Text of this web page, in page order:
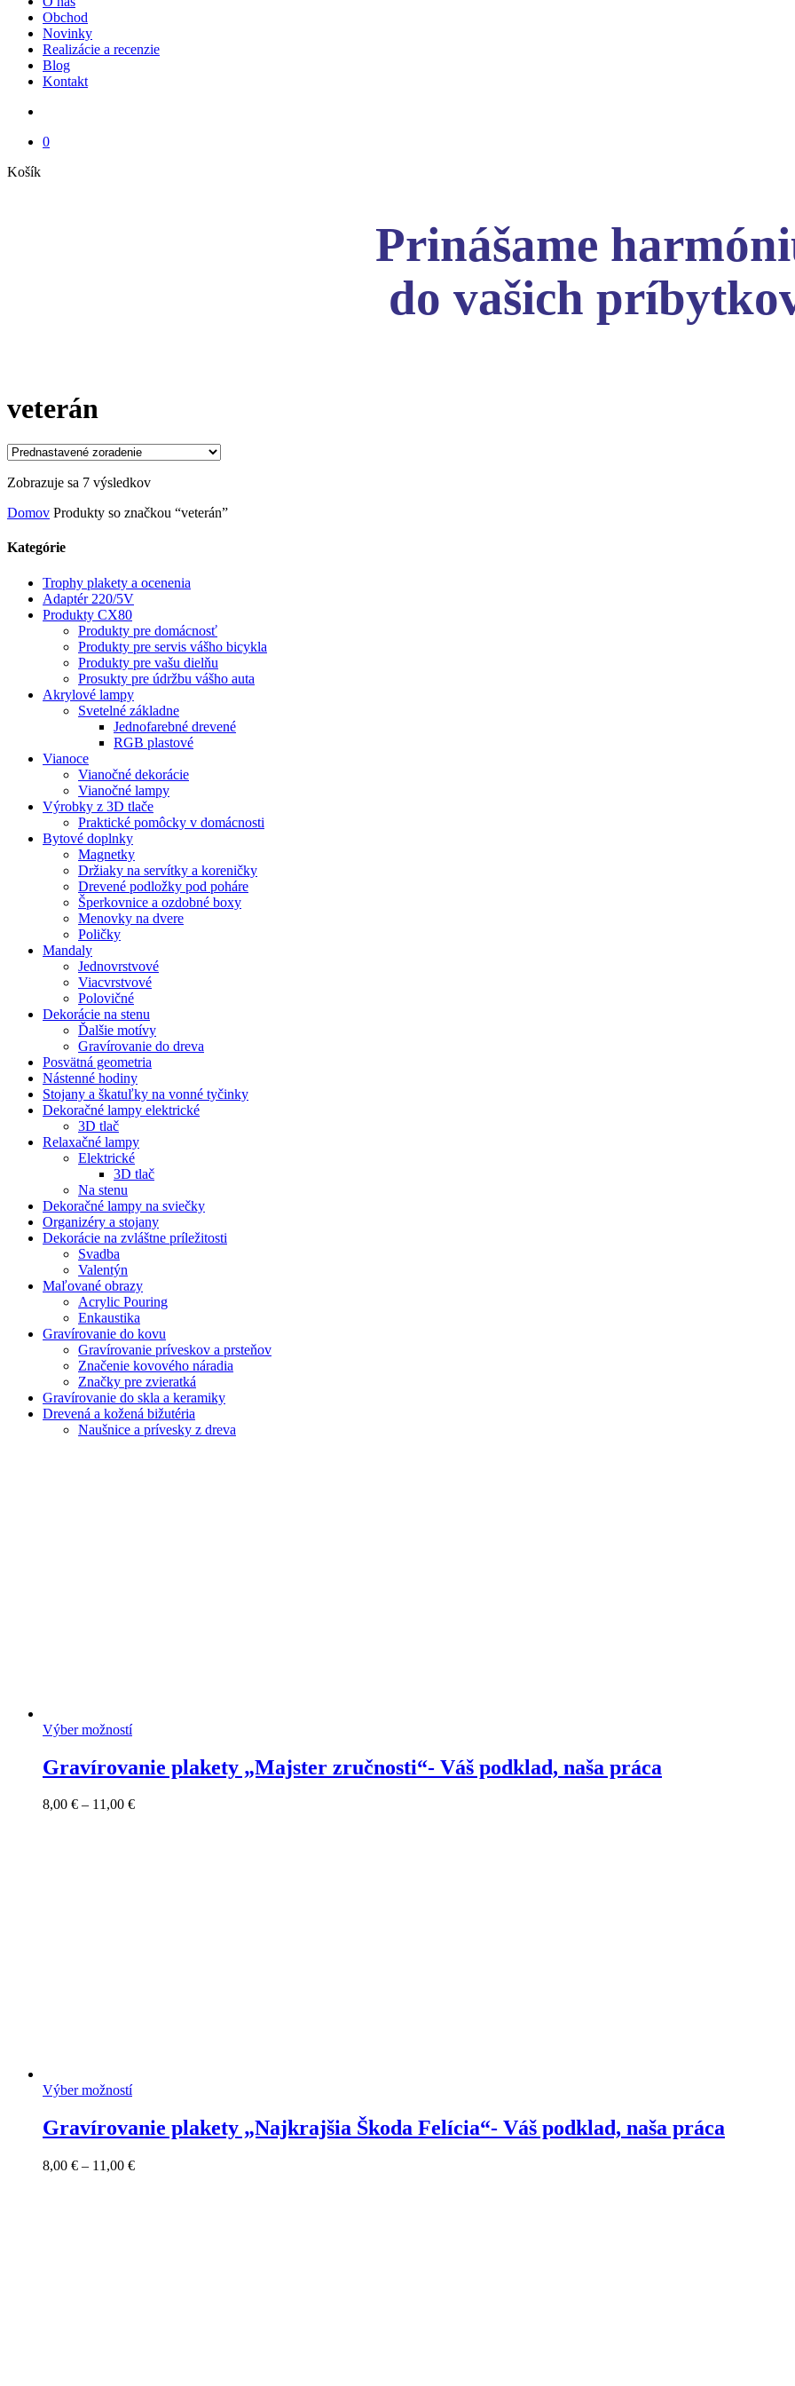
Obchod
Novinky
Realizácie a recenzie
Blog
Kontakt
0
KošíkClose
Prinášame
do vašich
veterán
Zobrazuje sa 7 výsledkov
Domov Produkty so značkou “veterán”
Kategórie
Trophy plakety a ocenenia
Adaptér 220/5V
Produkty CX80
Produkty pre domácnosť
Produkty pre servis vášho bicykla
Produkty pre vašu dielňu
Prosukty pre údržbu vášho auta
Akrylové lampy
Svetelné základne
Jednofarebné drevené
RGB plastové
Vianoce
Vianočné dekorácie
Vianočné lampy
Výrobky z 3D tlače
Praktické pomôcky v domácnosti
Bytové doplnky
Magnetky
Držiaky na servítky a koreničky
Drevené podložky pod poháre
Šperkovnice a ozdobné boxy
Menovky na dvere
Poličky
Mandaly
Jednovrstvové
Viacvrstvové
Polovičné
Dekorácie na stenu
Ďalšie motívy
Gravírovanie do dreva
Posvätná geometria
Nástenné hodiny
Stojany a škatuľky na vonné tyčinky
Dekoračné lampy elektrické
3D tlač
Relaxačné lampy
Elektrické
3D tlač
Na stenu
Dekoračné lampy na sviečky
Organizéry a stojany
Dekorácie na zvláštne príležitosti
Svadba
Valentýn
Maľované obrazy
Acrylic Pouring
Enkaustika
Gravírovanie do kovu
Gravírovanie príveskov a prsteňov
Značenie kovového náradia
Značky pre zvieratká
Gravírovanie do skla a keramiky
Drevená a kožená bižutéria
Naušnice a prívesky z dreva
Výber možností
Gravírovanie plakety „Majster zručnosti“- Váš podklad, naša práca
8,00 € – 11,00 €Price
Výber možností
Gravírovanie plakety „Najkrajšia Škoda Felícia“- Váš podklad, naša práca
8,00 € – 11,00 €Price